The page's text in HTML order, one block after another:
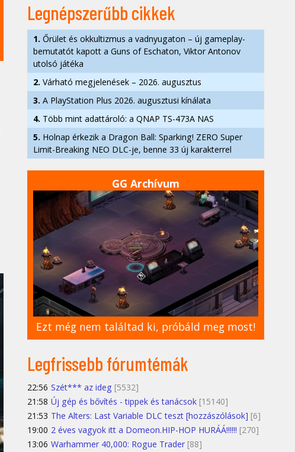
Legnépszerűbb cikkek
1. Őrület és okkultizmus a vadnyugaton – új gameplay-
bemutatót kapott a Guns of Eschaton, Viktor Antonov
utolsó játéka
2. Várható megjelenések – 2026. augusztus
3. A PlayStation Plus 2026. augusztusi kínálata
4. Több mint adattároló: a QNAP TS-473A NAS
5. Holnap érkezik a Dragon Ball: Sparking! ZERO Super
Limit-Breaking NEO DLC-je, benne 33 új karakterrel
GG Archívum
Ezt még nem találtad ki, próbáld meg most!
Legfrissebb fórumtémák
22:56 Szét*** az ideg [5532]
21:58 Új gép és bővítés - tippek és tanácsok [15140]
21:53 The Alters: Last Variable DLC teszt [hozzászólások] [6]
19:00 2 éves vagyok itt a Domeon.HIP-HOP HURÁÁ!!!!!! [270]
13:06 Warhammer 40,000: Rogue Trader [88]